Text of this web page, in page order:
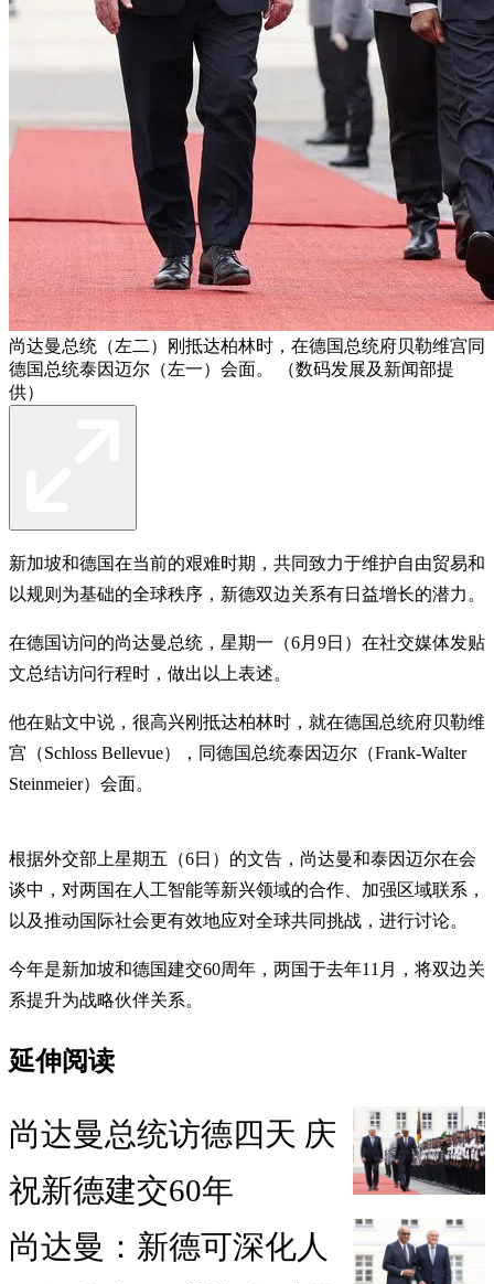
尚达曼总统（左二）刚抵达柏林时，在德国总统府贝勒维宫同
德国总统泰因迈尔（左一）会面。 （数码发展及新闻部提
供）
新加坡和德国在当前的艰难时期，共同致力于维护自由贸易和
以规则为基础的全球秩序，新德双边关系有日益增长的潜力。
在德国访问的尚达曼总统，星期一（6月9日）在社交媒体发贴
文总结访问行程时，做出以上表述。
他在贴文中说，很高兴刚抵达柏林时，就在德国总统府贝勒维
宫（Schloss Bellevue），同德国总统泰因迈尔（Frank-Walter
Steinmeier）会面。
根据外交部上星期五（6日）的文告，尚达曼和泰因迈尔在会
谈中，对两国在人工智能等新兴领域的合作、加强区域联系，
以及推动国际社会更有效地应对全球共同挑战，进行讨论。
今年是新加坡和德国建交60周年，两国于去年11月，将双边关
系提升为战略伙伴关系。
延伸阅读
尚达曼总统访德四天 庆
祝新德建交60年
尚达曼：新德可深化人